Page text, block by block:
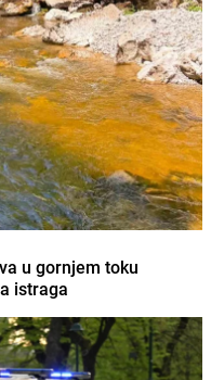
u gornjem toku
istraga